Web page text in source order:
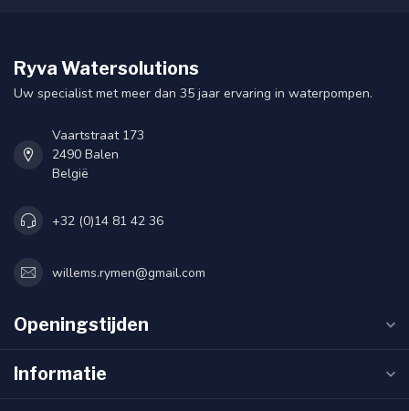
Ryva Watersolutions
Uw specialist met meer dan 35 jaar ervaring in waterpompen.
Vaartstraat 173
2490 Balen
België
+32 (0)14 81 42 36
willems.rymen@gmail.com
Openingstijden
Informatie